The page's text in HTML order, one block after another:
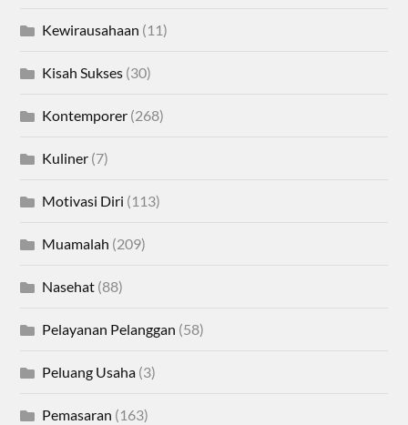
Kewirausahaan (11)
Kisah Sukses (30)
Kontemporer (268)
Kuliner (7)
Motivasi Diri (113)
Muamalah (209)
Nasehat (88)
Pelayanan Pelanggan (58)
Peluang Usaha (3)
Pemasaran (163)